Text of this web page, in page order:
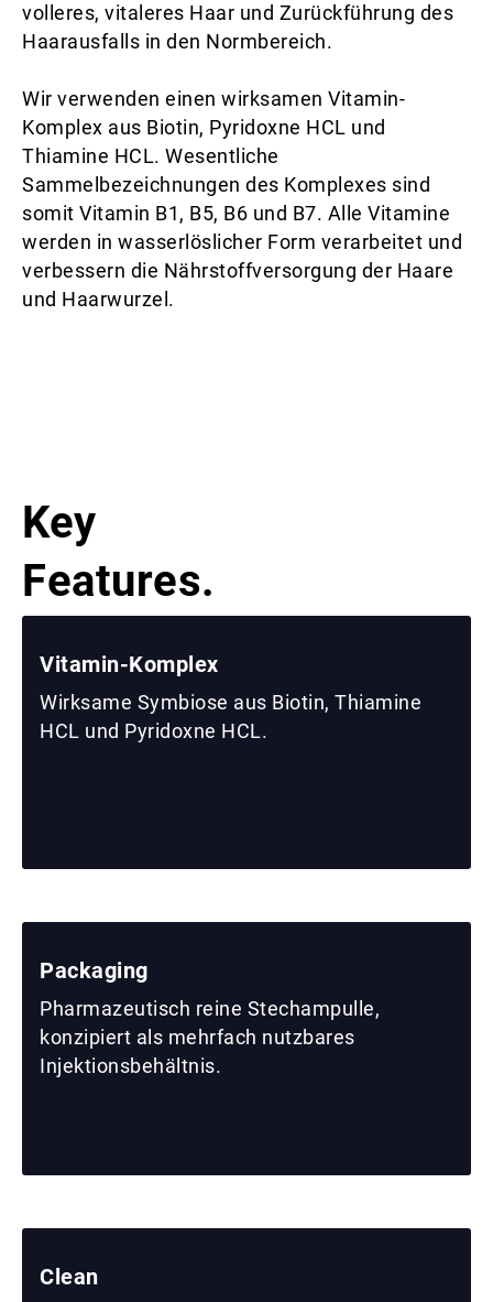
volleres, vitaleres Haar und Zurückführung des
Haarausfalls in den Normbereich.
Wir verwenden einen wirksamen Vitamin-
Komplex aus Biotin, Pyridoxne HCL und
Thiamine HCL. Wesentliche
Sammelbezeichnungen des Komplexes sind
somit Vitamin B1, B5, B6 und B7. Alle Vitamine
werden in wasserlöslicher Form verarbeitet und
verbessern die Nährstoffversorgung der Haare
und Haarwurzel.
Key
Features.
Vitamin-Komplex
Wirksame Symbiose aus Biotin, Thiamine
HCL und Pyridoxne HCL.
Packaging
Pharmazeutisch reine Stechampulle,
konzipiert als mehrfach nutzbares
Injektionsbehältnis.
Clean